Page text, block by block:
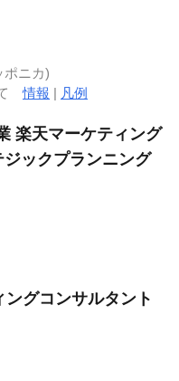
ニカ)
て情報 | 凡例
楽天マーケティング
ックプランニング
ングコンサルタント